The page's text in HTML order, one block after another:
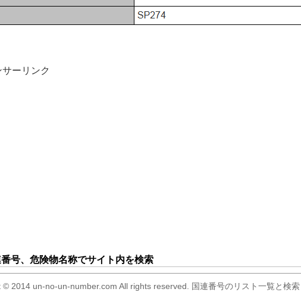
サーリンク
番号、危険物名称でサイト内を検索
© 2014 un-no-un-number.com All rights reserved. 国連番号のリスト一覧と検